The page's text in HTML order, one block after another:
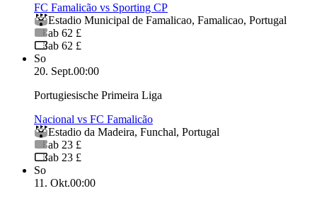
FC Famalicão vs Sporting CP
Estadio Municipal de Famalicao, Famalicao, Portugal
ab 62 £
ab 62 £
So
20. Sept.00:00
Portugiesische Primeira Liga
Nacional vs FC Famalicão
Estadio da Madeira, Funchal, Portugal
ab 23 £
ab 23 £
So
11. Okt.00:00